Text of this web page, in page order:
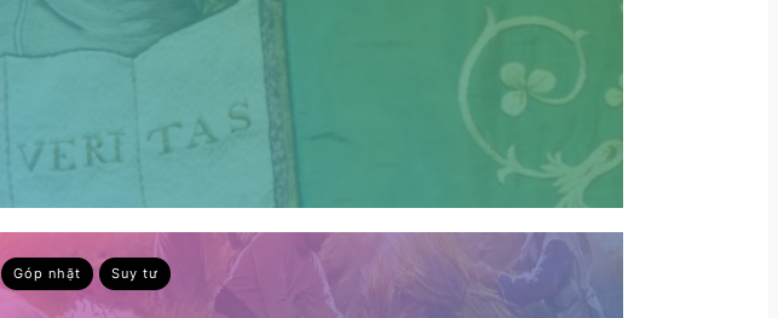
Góp nhặt Suy tư